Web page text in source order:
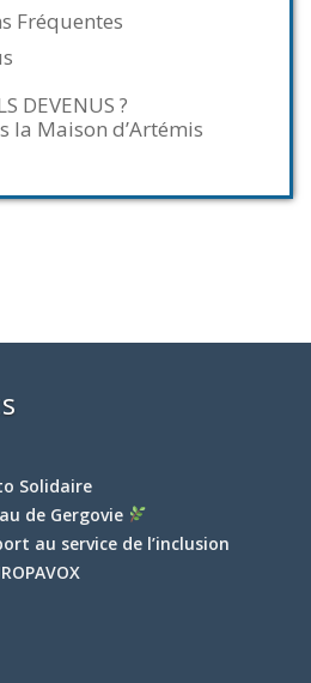
Fréquentes
DEVENUS ?
la Maison d’Artémis
Solidaire
de Gergovie
au service de l’inclusion